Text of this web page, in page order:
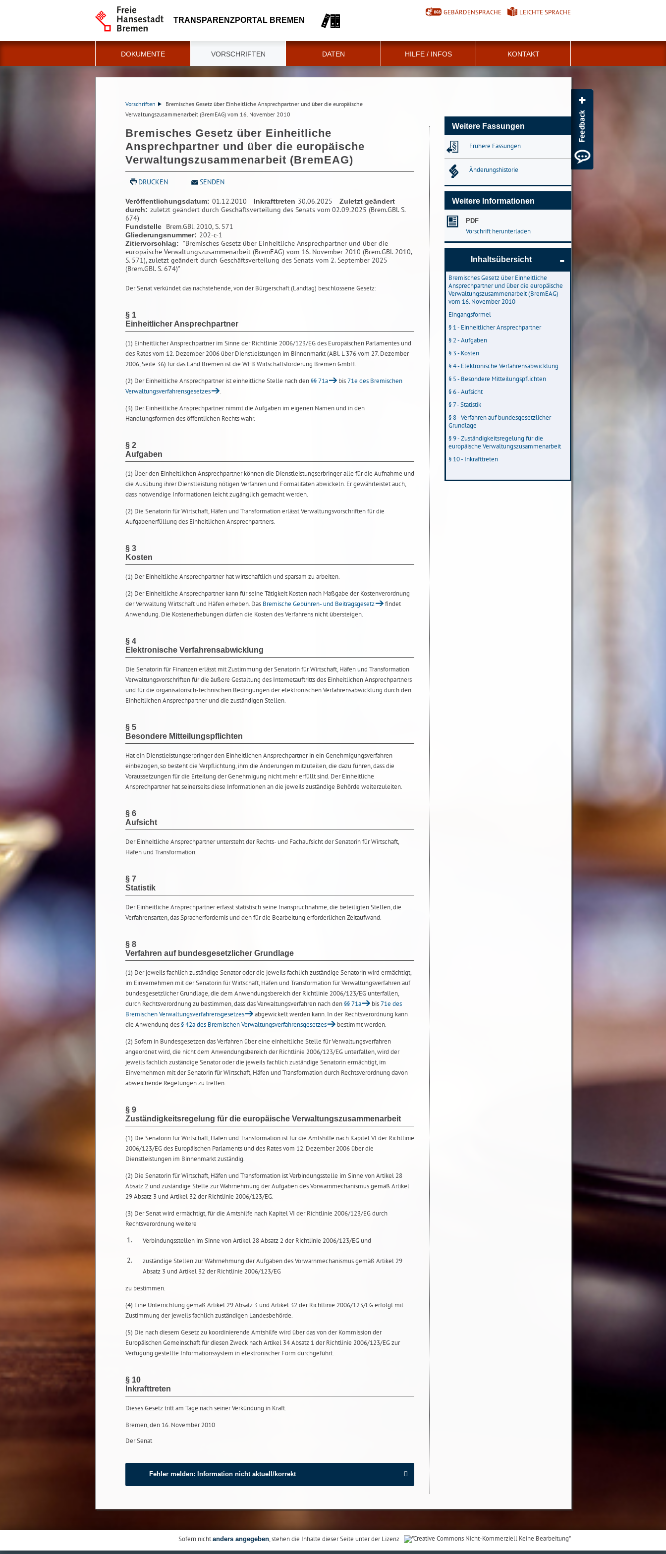
TRANSPARENZPORTAL BREMEN
GEBÄRDENSPRACHE LEICHTE SPRACHE
DOKUMENTE VORSCHRIFTEN DATEN HILFE / INFOS KONTAKT
Vorschriften
Bremisches Gesetz über Einheitliche Ansprechpartner und über die europäische
Verwaltungszusammenarbeit (BremEAG) vom 16. November 2010
Bremisches Gesetz über Einheitliche
Ansprechpartner und über die europäische
Verwaltungszusammenarbeit (BremEAG)
DRUCKEN SENDEN
Veröffentlichungsdatum: 01.12.2010 Inkrafttreten 30.06.2025
Zuletzt geändert
durch: zuletzt geändert durch Geschäftsverteilung des Senats vom 02.09.2025 (Brem.GBl. S.
674)
Fundstelle Brem.GBl. 2010, S. 571
Gliederungsnummer: 202-c-1
Zitiervorschlag:
"Bremisches Gesetz über Einheitliche Ansprechpartner und über die
europäische Verwaltungszusammenarbeit (BremEAG) vom 16. November 2010 (Brem.GBl. 2010,
S. 571), zuletzt geändert durch Geschäftsverteilung des Senats vom 2. September 2025
(Brem.GBl. S. 674)"
Der Senat verkündet das nachstehende, von der Bürgerschaft (Landtag) beschlossene Gesetz:
§ 1
Einheitlicher Ansprechpartner
(1) Einheitlicher Ansprechpartner im Sinne der Richtlinie 2006/123/EG des Europäischen Parlamentes und
des Rates vom 12. Dezember 2006 über Dienstleistungen im Binnenmarkt (ABl. L 376 vom 27. Dezember
2006, Seite 36) für das Land Bremen ist die WFB Wirtschaftsförderung Bremen GmbH.
(2) Der Einheitliche Ansprechpartner ist einheitliche Stelle nach den§§ 71a bis71e des Bremischen
Verwaltungsverfahrensgesetzes
.
(3) Der Einheitliche Ansprechpartner nimmt die Aufgaben im eigenen Namen und in den
Handlungsformen des öffentlichen Rechts wahr.
§ 2
Aufgaben
(1) Über den Einheitlichen Ansprechpartner können die Dienstleistungserbringer alle für die Aufnahme und
die Ausübung ihrer Dienstleistung nötigen Verfahren und Formalitäten abwickeln. Er gewährleistet auch,
dass notwendige Informationen leicht zugänglich gemacht werden.
(2) Die Senatorin für Wirtschaft, Häfen und Transformation erlässt Verwaltungsvorschriften für die
Aufgabenerfüllung des Einheitlichen Ansprechpartners.
§ 3
Kosten
(1) Der Einheitliche Ansprechpartner hat wirtschaftlich und sparsam zu arbeiten.
(2) Der Einheitliche Ansprechpartner kann für seine Tätigkeit Kosten nach Maßgabe der Kostenverordnung
der Verwaltung Wirtschaft und Häfen erheben. Das Bremische Gebühren- und Beitragsgesetz
findet
Anwendung. Die Kostenerhebungen dürfen die Kosten des Verfahrens nicht übersteigen.
§ 4
Elektronische Verfahrensabwicklung
Die Senatorin für Finanzen erlässt mit Zustimmung der Senatorin für Wirtschaft, Häfen und Transformation
Verwaltungsvorschriften für die äußere Gestaltung des Internetauftritts des Einheitlichen Ansprechpartners
und für die organisatorisch-technischen Bedingungen der elektronischen Verfahrensabwicklung durch den
Einheitlichen Ansprechpartner und die zuständigen Stellen.
§ 5
Besondere Mitteilungspflichten
Hat ein Dienstleistungserbringer den Einheitlichen Ansprechpartner in ein Genehmigungsverfahren
einbezogen, so besteht die Verpflichtung, ihm die Änderungen mitzuteilen, die dazu führen, dass die
Voraussetzungen für die Erteilung der Genehmigung nicht mehr erfüllt sind. Der Einheitliche
Ansprechpartner hat seinerseits diese Informationen an die jeweils zuständige Behörde weiterzuleiten.
§ 6
Aufsicht
Der Einheitliche Ansprechpartner untersteht der Rechts- und Fachaufsicht der Senatorin für Wirtschaft,
Häfen und Transformation.
§ 7
Statistik
Der Einheitliche Ansprechpartner erfasst statistisch seine Inanspruchnahme, die beteiligten Stellen, die
Verfahrensarten, das Spracherfordernis und den für die Bearbeitung erforderlichen Zeitaufwand.
§ 8
Verfahren auf bundesgesetzlicher Grundlage
(1) Der jeweils fachlich zuständige Senator oder die jeweils fachlich zuständige Senatorin wird ermächtigt,
im Einvernehmen mit der Senatorin für Wirtschaft, Häfen und Transformation für Verwaltungsverfahren auf
bundesgesetzlicher Grundlage, die dem Anwendungsbereich der Richtlinie 2006/123/EG unterfallen,
durch Rechtsverordnung zu bestimmen, dass das Verwaltungsverfahren nach den§§ 71a bis71e des
Bremischen Verwaltungsverfahrensgesetzes
abgewickelt werden kann. In der Rechtsverordnung kann
die Anwendung des§ 42a des Bremischen Verwaltungsverfahrensgesetzes
bestimmt werden.
(2) Sofern in Bundesgesetzen das Verfahren über eine einheitliche Stelle für Verwaltungsverfahren
angeordnet wird, die nicht dem Anwendungsbereich der Richtlinie 2006/123/EG unterfallen, wird der
jeweils fachlich zuständige Senator oder die jeweils fachlich zuständige Senatorin ermächtigt, im
Einvernehmen mit der Senatorin für Wirtschaft, Häfen und Transformation durch Rechtsverordnung davon
abweichende Regelungen zu treffen.
§ 9
Zuständigkeitsregelung für die europäische Verwaltungszusammenarbeit
(1) Die Senatorin für Wirtschaft, Häfen und Transformation ist für die Amtshilfe nach Kapitel VI der Richtlinie
2006/123/EG des Europäischen Parlaments und des Rates vom 12. Dezember 2006 über die
Dienstleistungen im Binnenmarkt zuständig.
(2) Die Senatorin für Wirtschaft, Häfen und Transformation ist Verbindungsstelle im Sinne von Artikel 28
Absatz 2 und zuständige Stelle zur Wahrnehmung der Aufgaben des Vorwarnmechanismus gemäß Artikel
29 Absatz 3 und Artikel 32 der Richtlinie 2006/123/EG.
(3) Der Senat wird ermächtigt, für die Amtshilfe nach Kapitel VI der Richtlinie 2006/123/EG durch
Rechtsverordnung weitere
1. Verbindungsstellen im Sinne von Artikel 28 Absatz 2 der Richtlinie 2006/123/EG und
2.
zuständige Stellen zur Wahrnehmung der Aufgaben des Vorwarnmechanismus gemäß Artikel 29
Absatz 3 und Artikel 32 der Richtlinie 2006/123/EG
zu bestimmen.
(4) Eine Unterrichtung gemäß Artikel 29 Absatz 3 und Artikel 32 der Richtlinie 2006/123/EG erfolgt mit
Zustimmung der jeweils fachlich zuständigen Landesbehörde.
(5) Die nach diesem Gesetz zu koordinierende Amtshilfe wird über das von der Kommission der
Europäischen Gemeinschaft für diesen Zweck nach Artikel 34 Absatz 1 der Richtlinie 2006/123/EG zur
Verfügung gestellte Informationssystem in elektronischer Form durchgeführt.
§ 10
Inkrafttreten
Dieses Gesetz tritt am Tage nach seiner Verkündung in Kraft.
Bremen, den 16. November 2010
Der Senat
Fehler melden: Information nicht aktuell/korrekt
Weitere Fassungen
Frühere Fassungen
Änderungshistorie
Weitere Informationen
PDF
Vorschrift herunterladen
Inhaltsübersicht
Bremisches Gesetz über Einheitliche
Ansprechpartner und über die europäische
Verwaltungszusammenarbeit (BremEAG)
vom 16. November 2010
Eingangsformel
§ 1 - Einheitlicher Ansprechpartner
§ 2 - Aufgaben
§ 3 - Kosten
§ 4 - Elektronische Verfahrensabwicklung
§ 5 - Besondere Mitteilungspflichten
§ 6 - Aufsicht
§ 7 - Statistik
§ 8 - Verfahren auf bundesgesetzlicher
Grundlage
§ 9 - Zuständigkeitsregelung für die
europäische Verwaltungszusammenarbeit
§ 10 - Inkrafttreten
Sofern nichtanders angegeben, stehen die Inhalte dieser Seite unter der Lizenz